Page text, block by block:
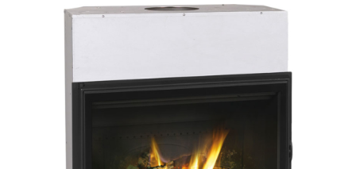
ΛΕΠΤΟΜΈΡΕΙΕΣ